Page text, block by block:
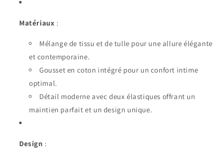
Matériaux :
Mélange de tissu et de tulle pour une allure élégante
et contemporaine.
Gousset en coton intégré pour un confort intime
optimal.
Détail moderne avec deux élastiques offrant un
maintien parfait et un design unique.
Design :